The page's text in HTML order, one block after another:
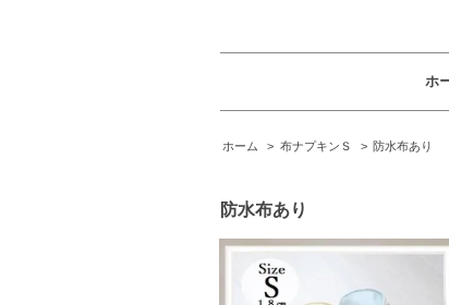
ホ
ホーム > 布ナプキンＳ > 防水布あり
防水布あり